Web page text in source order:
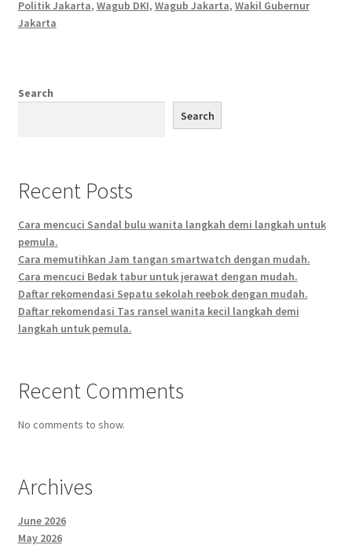
Politik Jakarta, Wagub DKI, Wagub Jakarta, Wakil Gubernur
Jakarta
Search
Search
Recent Posts
Cara mencuci Sandal bulu wanita langkah demi langkah untuk
pemula.
Cara memutihkan Jam tangan smartwatch dengan mudah.
Cara mencuci Bedak tabur untuk jerawat dengan mudah.
Daftar rekomendasi Sepatu sekolah reebok dengan mudah.
Daftar rekomendasi Tas ransel wanita kecil langkah demi
langkah untuk pemula.
Recent Comments
No comments to show.
Archives
June 2026
May 2026